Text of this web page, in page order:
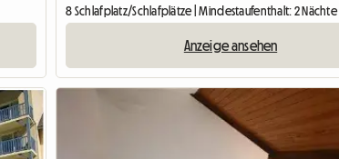
8 Schlafplatz/Schlafplätze | Mindestaufenthalt: 2 Nächte
Anzeige ansehen